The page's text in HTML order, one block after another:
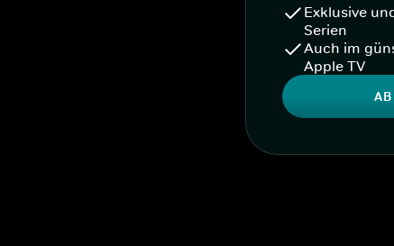
Exklusive
Serien
Auch im
Apple TV